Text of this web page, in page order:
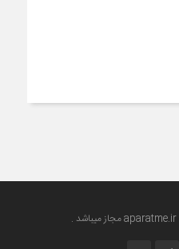
aparatme.irمجاز میباشد .